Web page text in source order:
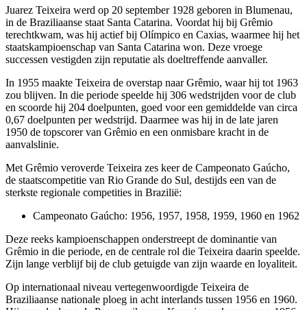
Juarez Teixeira werd op 20 september 1928 geboren in Blumenau,
in de Braziliaanse staat Santa Catarina. Voordat hij bij Grêmio
terechtkwam, was hij actief bij Olímpico en Caxias, waarmee hij het
staatskampioenschap van Santa Catarina won. Deze vroege
successen vestigden zijn reputatie als doeltreffende aanvaller.
In 1955 maakte Teixeira de overstap naar Grêmio, waar hij tot 1963
zou blijven. In die periode speelde hij 306 wedstrijden voor de club
en scoorde hij 204 doelpunten, goed voor een gemiddelde van circa
0,67 doelpunten per wedstrijd. Daarmee was hij in de late jaren
1950 de topscorer van Grêmio en een onmisbare kracht in de
aanvalslinie.
Met Grêmio veroverde Teixeira zes keer de Campeonato Gaúcho,
de staatscompetitie van Rio Grande do Sul, destijds een van de
sterkste regionale competities in Brazilië:
Campeonato Gaúcho: 1956, 1957, 1958, 1959, 1960 en 1962
Deze reeks kampioenschappen onderstreept de dominantie van
Grêmio in die periode, en de centrale rol die Teixeira daarin speelde.
Zijn lange verblijf bij de club getuigde van zijn waarde en loyaliteit.
Op internationaal niveau vertegenwoordigde Teixeira de
Braziliaanse nationale ploeg in acht interlands tussen 1956 en 1960.